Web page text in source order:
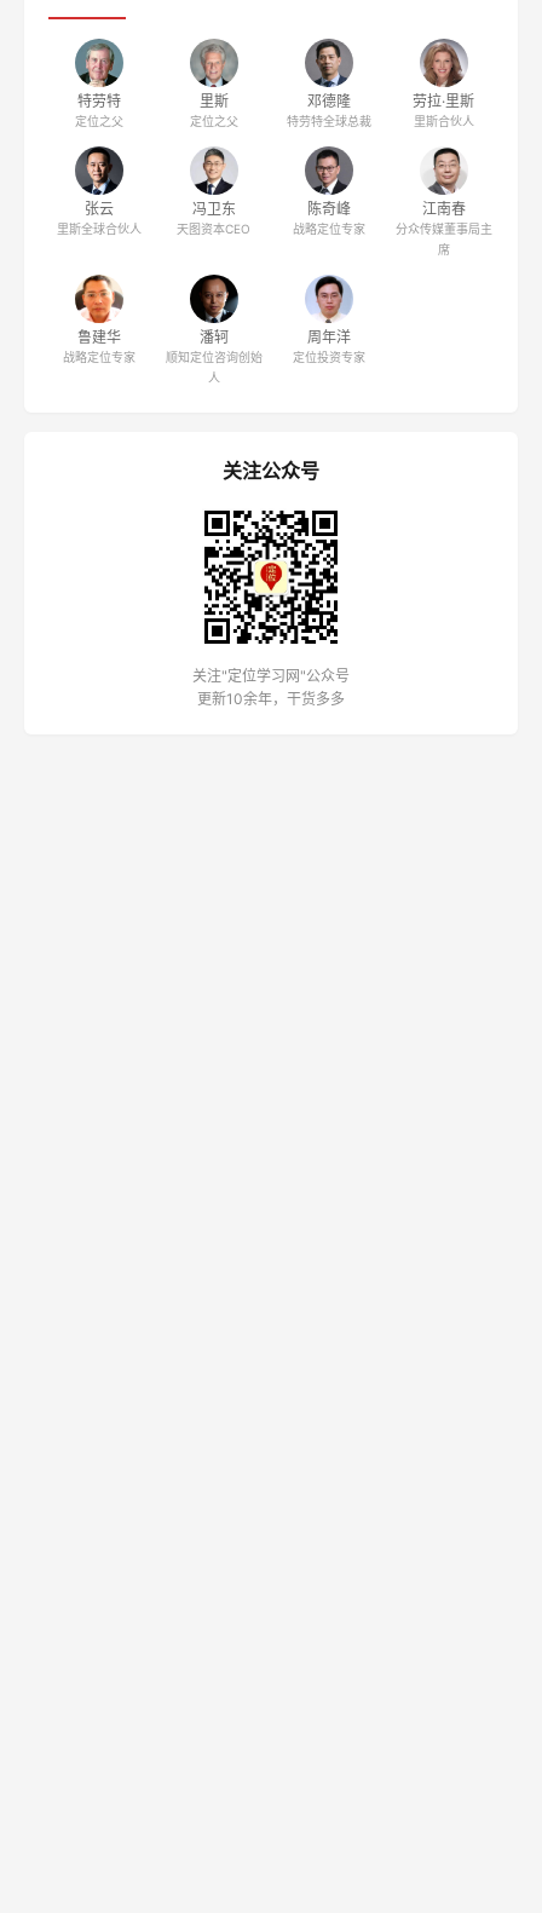
特劳特
定位之父
里斯
定位之父
邓德隆
特劳特全球总裁
劳拉·里斯
里斯合伙人
张云
里斯全球合伙人
冯卫东
天图资本CEO
陈奇峰
战略定位专家
江南春
分众传媒董事局主
席
鲁建华
战略定位专家
潘轲
顺知定位咨询创始
人
周年洋
定位投资专家
关注公众号
关注"定位学习网"公众号
更新10余年，干货多多